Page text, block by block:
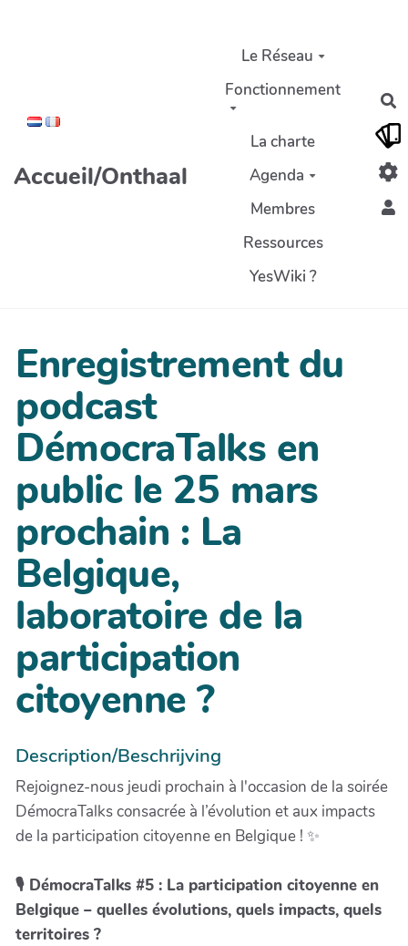
Accueil/Onthaal
Le Réseau
Fonctionnement
La charte
Agenda
Membres
Ressources
YesWiki ?
Enregistrement du
podcast
DémocraTalks en
public le 25 mars
prochain : La
Belgique,
laboratoire de la
participation
citoyenne ?
Description/Beschrijving
Rejoignez-nous jeudi prochain à l'occasion de la soirée
DémocraTalks consacrée à l’évolution et aux impacts
de la participation citoyenne en Belgique ! ✨
🎙️ DémocraTalks #5 : La participation citoyenne en
Belgique – quelles évolutions, quels impacts, quels
territoires ?